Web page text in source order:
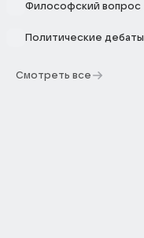
Философский вопрос
Политические дебаты
Смотреть все